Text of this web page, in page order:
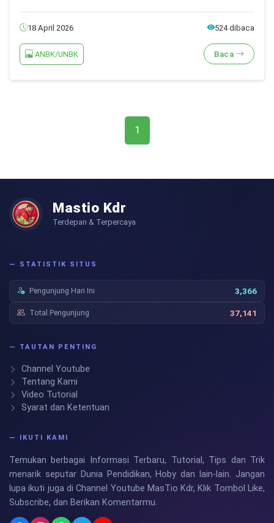
18 April 2026 524 dibaca
ANBK/UNBK Baca
1
Mastio Kdr
Terdepan & Terpercaya
— STATISTIK SITUS
Pengunjung Hari Ini 3,366
Total Pengunjung 37,141
— TAUTAN PENTING
Channel Youtube
Tentang Kami
Video Tutorial
Syarat dan Ketentuan
— IKUTI KAMI
Temukan berbagai Informasi Terbaru, Tutorial, Tips dan Trik
menarik seputar Dunia Pendidikan, Hoby dan lain-lain. Jangan
lupa ikuti juga di Channel Youtube MasTio Kdr, Klik Tombol Like,
Subscribe, dan Berikan Komentarmu.